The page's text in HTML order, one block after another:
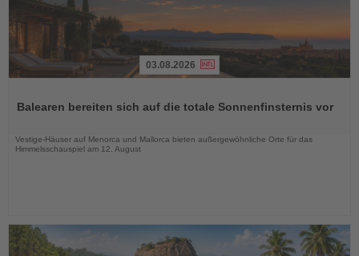
die
03.08.2026
Balearen bereiten sich auf die totale Sonnenfinsternis vor
Vestige-Häuser auf Menorca und Mallorca bieten außergewöhnliche Orte für das
Himmelsschauspiel am 12. August